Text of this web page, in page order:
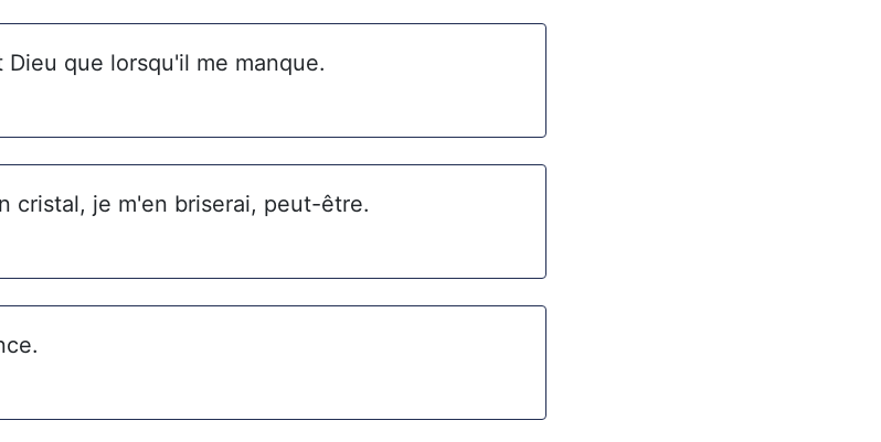
que lorsqu'il me manque.
cristal, je m'en briserai, peut-être.